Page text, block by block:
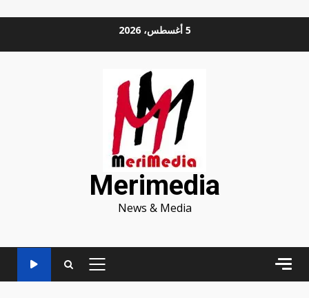
5 أغسطس، 2026
Merimedia
News & Media
PRIMARY